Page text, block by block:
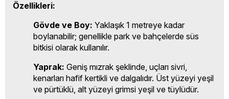
Özellikleri:
Gövde ve Boy: Yaklaşık 1 metreye kadar
boylanabilir; genellikle park ve bahçelerde süs
bitkisi olarak kullanılır.
Yaprak: Geniş mızrak şeklinde, uçları sivri,
kenarları hafif kertikli ve dalgalıdır. Üst yüzeyi yeşil
ve pürtüklü, alt yüzeyi grimsi yeşil ve tüylüdür.